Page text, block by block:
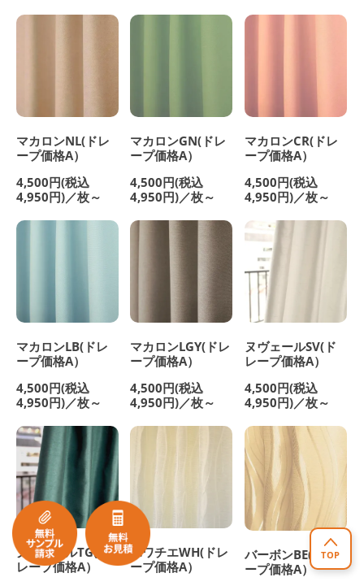
マカロンNL(ドレ
ープ価格A）
4,500円(税込
4,950円)／枚～
マカロンGN(ドレ
ープ価格A）
4,500円(税込
4,950円)／枚～
マカロンCR(ドレ
ープ価格A）
4,500円(税込
4,950円)／枚～
マカロンLB(ドレ
ープ価格A）
4,500円(税込
4,950円)／枚～
マカロンLGY(ドレ
ープ価格A）
4,500円(税込
4,950円)／枚～
ヌヴェールSV(ド
レープ価格A）
4,500円(税込
4,950円)／枚～
ヌヴェールTG(ド
レープ価格A）
ポワチエWH(ドレ
ープ価格A）
バーボンBE(ドレ
ープ価格A）
TOP